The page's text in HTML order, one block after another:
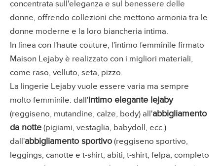
concentrata sull'eleganza e sul benessere delle
donne, offrendo collezioni che mettono armonia tra le
donne moderne e la loro biancheria intima.
In linea con l'haute couture, l'intimo femminile firmato
Maison Lejaby è realizzato con i migliori materiali,
come raso, velluto, seta, pizzo.
La lingerie Lejaby vuole essere varia ma sempre
molto femminile: dall'intimo elegante lejaby
(reggiseno, mutandine, calze, body) all'abbigliamento
da notte (pigiami, vestaglia, babydoll, ecc.)
dall'abbigliamento sportivo(reggiseno sportivo,
leggings, canotte e t-shirt, abiti, t-shirt, felpa, completo